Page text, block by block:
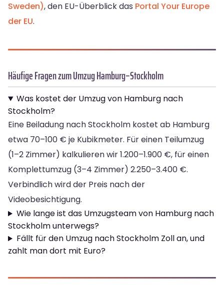
Sweden), den EU-Überblick das Portal Your Europe
der EU.
Häufige Fragen zum Umzug Hamburg–Stockholm
Was kostet der Umzug von Hamburg nach
Stockholm?
Eine Beiladung nach Stockholm kostet ab Hamburg
etwa 70–100 € je Kubikmeter. Für einen Teilumzug
(1–2 Zimmer) kalkulieren wir 1.200–1.900 €, für einen
Komplettumzug (3–4 Zimmer) 2.250–3.400 €.
Verbindlich wird der Preis nach der
Videobesichtigung.
Wie lange ist das Umzugsteam von Hamburg nach
Stockholm unterwegs?
Fällt für den Umzug nach Stockholm Zoll an, und
zahlt man dort mit Euro?